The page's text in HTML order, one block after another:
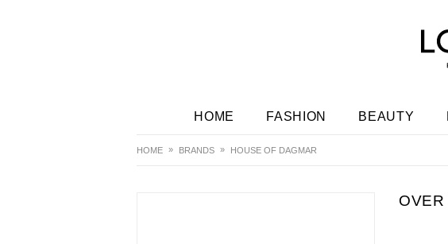
HOME FASHION BEAUTY
HOME BRANDS HOUSE OF DAGMAR